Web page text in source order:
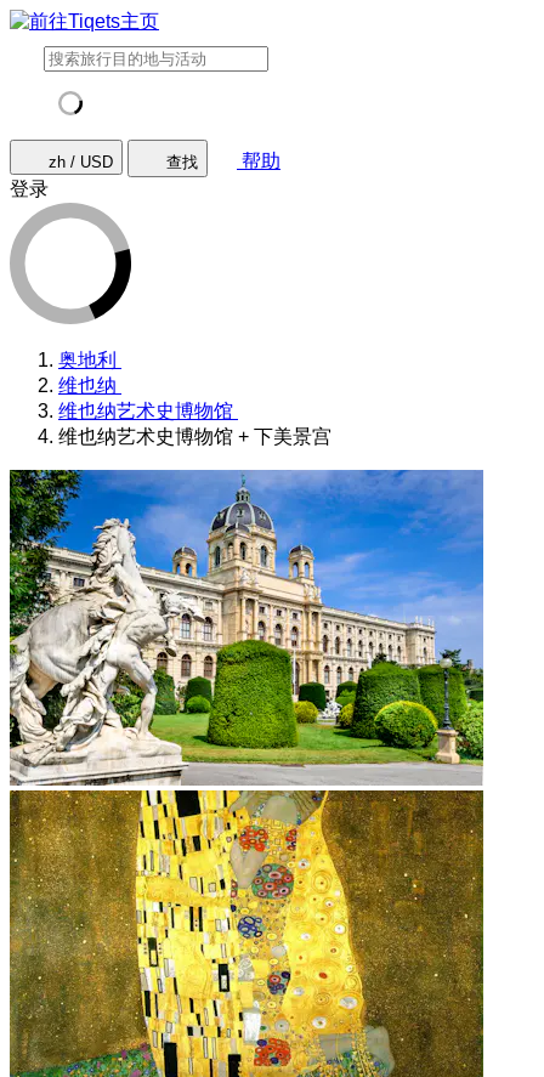
zh / USD 查找
帮助
登录
奥地利
维也纳
维也纳艺术史博物馆
维也纳艺术史博物馆 + 下美景宫